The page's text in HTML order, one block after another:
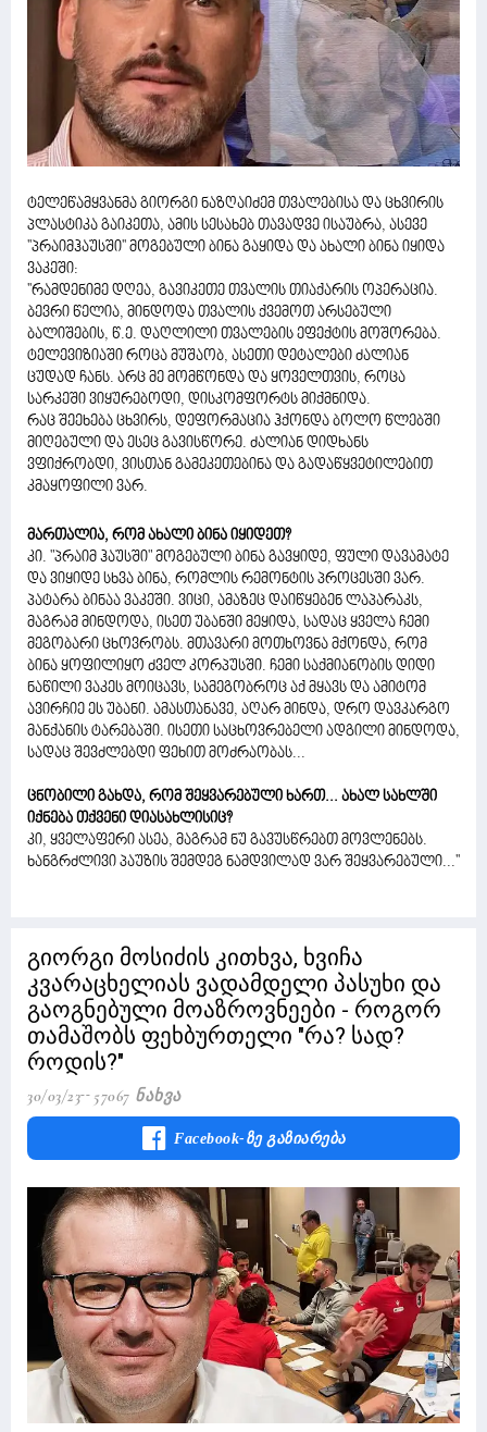
ტელეწამყვანმა გიორგი ნაზღაიძემ თვალებისა და ცხვირის
პლასტიკა გაიკეთა, ამის სესახებ თავადვე ისაუბრა, ასევე
''პრაიმჰაუსში'' მოგებული ბინა გაყიდა და ახალი ბინა იყიდა
ვაკეში:
''რამდენიმე დღეა, გავიკეთე თვალის თიაქარის ოპერაცია.
ბევრი წელია, მინდოდა თვალის ქვემოთ არსებული
ბალიშების, წ.ე. დაღლილი თვალების ეფექტის მოშორება.
ტელევიზიაში როცა მუშაობ, ასეთი დეტალები ძალიან
ცუდად ჩანს. არც მე მომწონდა და ყოველთვის, როცა
სარკეში ვიყურებოდი, დისკომფორტს მიქმნიდა.
რაც შეეხება ცხვირს, დეფორმაცია ჰქონდა ბოლო წლებში
მიღებული და ესეც გავისწორე. ძალიან დიდხანს
ვფიქრობდი, ვისთან გამეკეთებინა და გადაწყვეტილებით
კმაყოფილი ვარ.
მართალია, რომ ახალი ბინა იყიდეთ?
კი. "პრაიმ ჰაუსში" მოგებული ბინა გავყიდე, ფული დავამატე
და ვიყიდე სხვა ბინა, რომლის რემონტის პროცესში ვარ.
პატარა ბინაა ვაკეში. ვიცი, ამაზეც დაიწყებენ ლაპარაკს,
მაგრამ მინდოდა, ისეთ უბანში მეყიდა, სადაც ყველა ჩემი
მეგობარი ცხოვრობს. მთავარი მოთხოვნა მქონდა, რომ
ბინა ყოფილიყო ძველ კორპუსში. ჩემი საქმიანობის დიდი
ნაწილი ვაკეს მოიცავს, სამეგობროც აქ მყავს და ამიტომ
ავირჩიე ეს უბანი. ამასთანავე, აღარ მინდა, დრო დავკარგო
მანქანის ტარებაში. ისეთი საცხოვრებელი ადგილი მინდოდა,
სადაც შევძლებდი ფეხით მოძრაობას...
ცნობილი გახდა, რომ შეყვარებული ხართ... ახალ სახლში
იქნება თქვენი დიასახლისიც?
კი, ყველაფერი ასეა, მაგრამ ნუ გავუსწრებთ მოვლენებს.
ხანგრძლივი პაუზის შემდეგ ნამდვილად ვარ შეყვარებული...''
გიორგი მოსიძის კითხვა, ხვიჩა
კვარაცხელიას ვადამდელი პასუხი და
გაოგნებული მოაზროვნეები - როგორ
თამაშობს ფეხბურთელი "რა? სად?
როდის?"
30/03/23 57067 Ნახვა
Facebook-Ზე Გაზიარება